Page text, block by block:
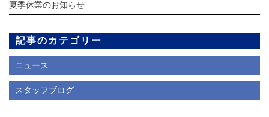
夏季休業のお知らせ
記事のカテゴリー
ニュース
スタッフブログ